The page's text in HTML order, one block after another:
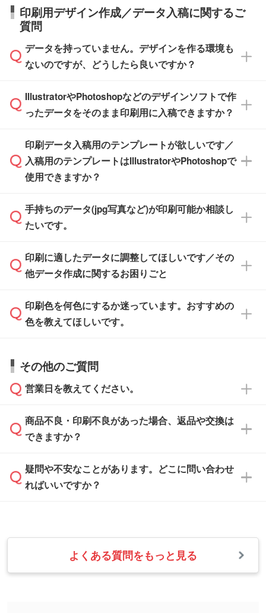
タッフまでお問い合わせください。
ル」に注文予定日をご入力いただくと、おおよ
その締切日や出荷目安をご確認いただけます。
品が決まりましたらお早めのご発注をお願いい
たします。
※土日祝日を除く営業日換算です。
※沖縄・離島は追加日数がかかります。
す。>>対象商品はこちら
※最短出荷日は商品によって異なります。各商
品ページにてご確認ください
す。(白箱、化粧箱、ブリスターパックなど)
【袋入り】 商品がひとつずつ袋に入っていま
す。(透明袋、デザイン袋など)
【個包装なし】 個包装がされていない状態で
※化粧箱から白箱への入れ替えや、オリジナル
箱の作成は原則承っておりません。
直接納品は行っておりませんので予めご了承く
ださい。
印刷用デザイン作成／データ入稿に関するご
質問
データを持っていません。デザインを作る環境も
ないのですが、どうしたら良いですか？
無料の「デザインシミュレーター」を使えば、
PCやスマホから簡単にデザインを作成できま
ザインソフトがなくても安心です。
また、「データ作成サービス
せいただければ、弊社にて無料でデザインデー
タを1点作成いたします。
IllustratorやPhotoshopなどのデザインソフトで作
ったデータをそのまま印刷用に入稿できますか？
IllustratorやPhotoshop、CLIP STUDIOなどのデ
ザインソフトでこだわりのデザインを作成した
い方は、完全データ入稿
積・ご注文フォームにアップロードしてご入稿
ください。
ご入稿後は経験豊富なスタッフがデータに不備
がないかチェックし、お客様と確認してから印
刷に進みますので、ご安心ください。
印刷データ入稿用のテンプレートが欲しいです／
入稿用のテンプレートはIllustratorやPhotoshopで
使用できますか？
一部商品は入稿用テンプレートのご用意があり
ます。各商品ページの『印刷方法・テンプレー
入稿用のテンプレートはPDF形式ですが、
IllustratorやPhotoshopで開いてご利用いただけ
方」をご確認ください。
手持ちのデータ(jpg写真など)が印刷可能か相談し
たいです。
印刷に適したデータ・解像度かどうか、担当ス
タッフが事前に確認いたします。
ムへ添付いただくか、担当スタッフ宛にメール
でお送りください。
い合わせください。
なお、印刷用データの作り方に関する詳細は、
印刷に適したデータに調整してほしいです／その
他データ作成に関するお困りごと
データ作成でお困りの際には、担当スタッフが
サポートいたしますのでお気軽にご相談くださ
から添付してお送りください。
しい
解像度の低い画像や、手書きのイラスト、写真
などを、印刷に適したベクターデータに変換し
・フルカラーデータを1色に変換してほしい
・1色印刷でグラデーションや濃淡を表現した
い
印刷色を何色にするか迷っています。おすすめの
色を教えてほしいです。
お見積・ご注文・
相談いただきますと、担当スタッフがお客様の
ご希望や商品の本体色を確認し、印刷色をご提
本体色がブラック、ネイビーなど濃色の場合は
白色か淡い色の印刷色をおすすめしておりま
本体色がナチュラルなど淡色の場合、印刷をく
っきりと目立たせたいときは濃い印刷色が、柔
らかい雰囲気にしたいときは淡い印刷色が映え
また、お選びいただいた印刷色が本体色に合わ
ない場合や仕上がりに影響しそうな場合は、ス
タッフから別の色をご案内することもございま
その他のご質問
営業日を教えてください。
営業日は平日の10:00～18:00で、土日祝日はお
休みとなります。注文・見積・お問い合わせ
速やかに対応いたします。
商品不良・印刷不良があった場合、返品や交換は
できますか？
お手数をお掛けいたしますが、至急担当スタッ
フまでご連絡ください。商品の状況を確認し、
・お届け時に商品が損傷・故障している場合
・ご注文と異なる商品が届いた場合
・印刷不良があった場合
疑問や不安なことがあります。どこに問い合わせ
ればいいですか？
業日以内に担当スタッフよりメールにてご連絡
いたします。
お急ぎの場合はお電話でのご質問も受け付けて
よくある質問をもっと見る